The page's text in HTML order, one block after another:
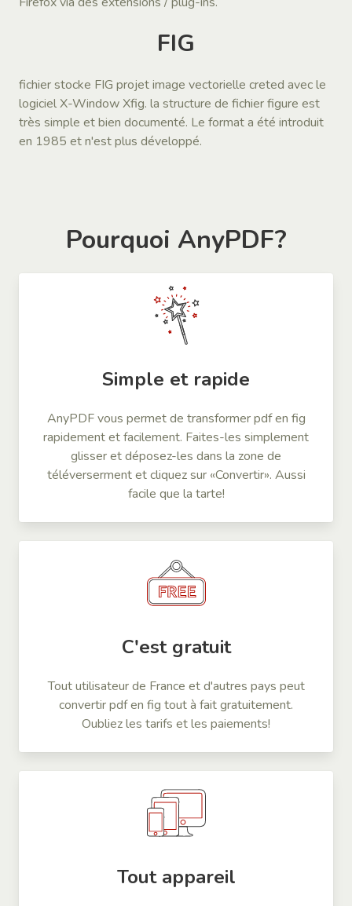
FIG
fichier stocke FIG projet image vectorielle creted avec le
logiciel X-Window Xfig. la structure de fichier figure est
très simple et bien documenté. Le format a été introduit
en 1985 et n'est plus développé.
Pourquoi AnyPDF?
Simple et rapide
AnyPDF vous permet de transformer pdf en fig
rapidement et facilement. Faites-les simplement
glisser et déposez-les dans la zone de
téléverserment et cliquez sur «Convertir». Aussi
facile que la tarte!
C'est gratuit
Tout utilisateur de France et d'autres pays peut
convertir pdf en fig tout à fait gratuitement.
Oubliez les tarifs et les paiements!
Tout appareil